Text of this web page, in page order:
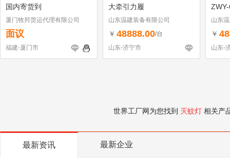
国内寄货到
厦门牧邦货运代理有限公司
面议
福建-厦门市
大牵引力履
山东温建装备有限公司
￥ 48888.00/台
山东-济宁市
山东
￥
山东-
世界工厂网为您找到 灭蚊灯 相关产
最新资讯 最新企业